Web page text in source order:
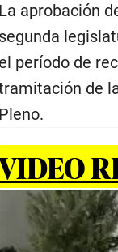
La aprobación
segunda
el período de
de
Pleno.